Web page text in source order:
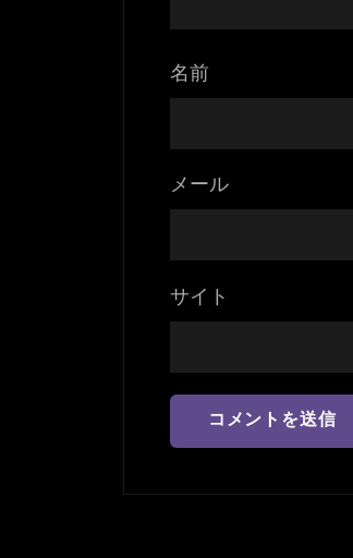
名前
メール
サイト